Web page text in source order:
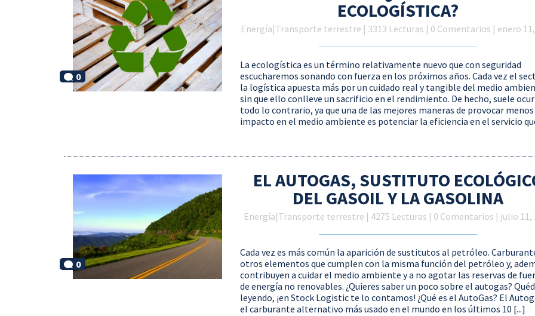
0
ECOLOGÍSTICA?
Energía|Transporte terrestre | 3313 Lecturas | 0 Comentarios | enero
La ecologística es un término relativamente nuevo que con seguridad
escucharemos sonando con fuerza en los próximos años. Cada vez el
la logística apuesta más por un cuidado real y tangible del medio
sin que ello conlleve un sacrificio en el rendimiento. De hecho, suele
todo lo contrario, ya que una de las mejores maneras de provocar menos
impacto en el medio ambiente es potenciar la eficiencia en el servicio
0
EL AUTOGAS, SUSTITUTO
DEL GASOIL Y LA GASOLINA
Energía|Transporte terrestre | 4275 Lecturas | 0 Comentarios | julio 11,
Cada vez es más común la aparición de sustitutos al petróleo.
otros elementos que cumplen con la misma función del petróleo y,
contribuyen a cuidar el medio ambiente y a no agotar las reservas de
de energía no renovables. ¿Quieres saber un poco sobre el autogas?
leyendo, ¡en Stock Logistic te lo contamos! ¿Qué es el AutoGas? El
el carburante alternativo más usado en el mundo en los últimos 10 [...]